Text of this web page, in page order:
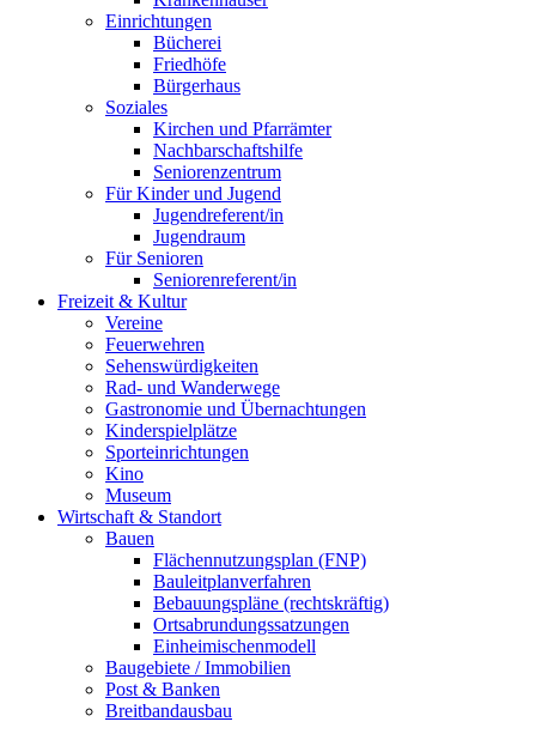
Einrichtungen
Bücherei
Friedhöfe
Bürgerhaus
Soziales
Kirchen und Pfarrämter
Nachbarschaftshilfe
Seniorenzentrum
Für Kinder und Jugend
Jugendreferent/in
Jugendraum
Für Senioren
Seniorenreferent/in
Freizeit & Kultur
Vereine
Feuerwehren
Sehenswürdigkeiten
Rad- und Wanderwege
Gastronomie und Übernachtungen
Kinderspielplätze
Sporteinrichtungen
Kino
Museum
Wirtschaft & Standort
Bauen
Flächennutzungsplan (FNP)
Bauleitplanverfahren
Bebauungspläne (rechtskräftig)
Ortsabrundungssatzungen
Einheimischenmodell
Baugebiete / Immobilien
Post & Banken
Breitbandausbau